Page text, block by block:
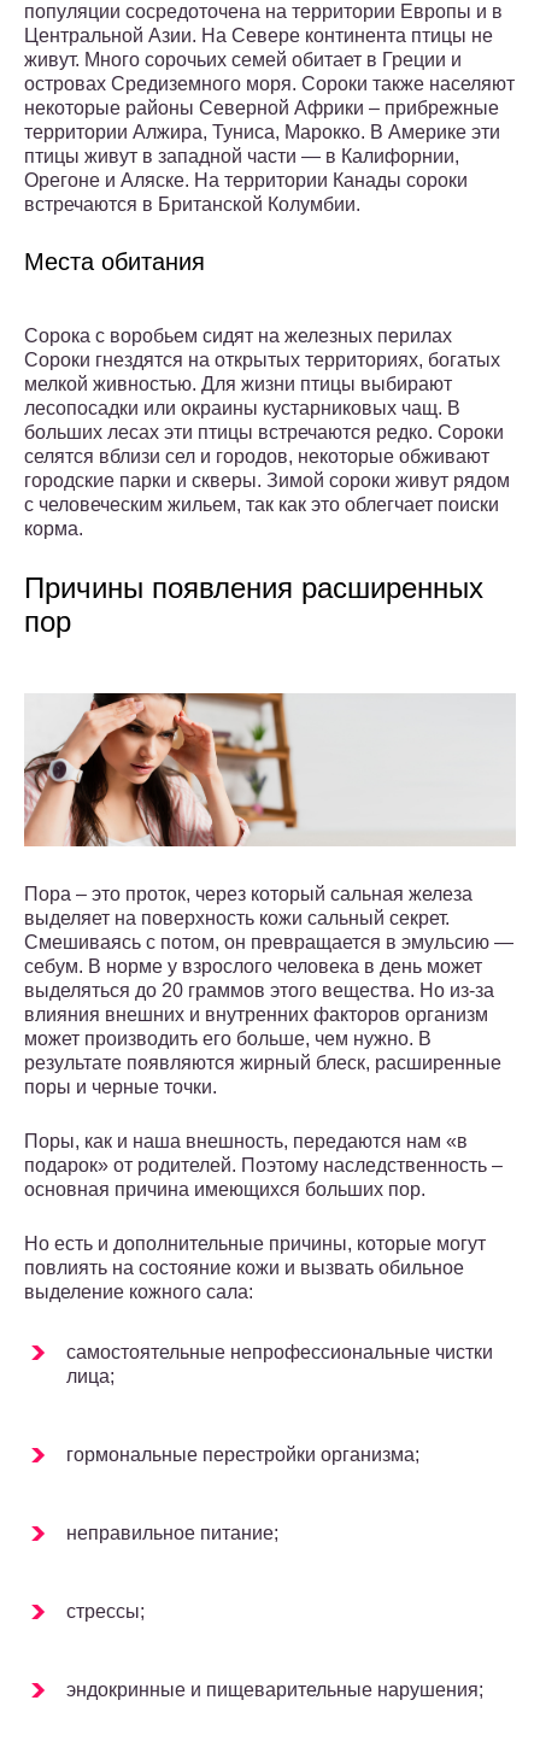
популяции сосредоточена на территории Европы и в
Центральной Азии. На Севере континента птицы не
живут. Много сорочьих семей обитает в Греции и
островах Средиземного моря. Сороки также населяют
некоторые районы Северной Африки – прибрежные
территории Алжира, Туниса, Марокко. В Америке эти
птицы живут в западной части — в Калифорнии,
Орегоне и Аляске. На территории Канады сороки
встречаются в Британской Колумбии.
Места обитания
Сорока с воробьем сидят на железных перилах
Сороки гнездятся на открытых территориях, богатых
мелкой живностью. Для жизни птицы выбирают
лесопосадки или окраины кустарниковых чащ. В
больших лесах эти птицы встречаются редко. Сороки
селятся вблизи сел и городов, некоторые обживают
городские парки и скверы. Зимой сороки живут рядом
с человеческим жильем, так как это облегчает поиски
корма.
Причины появления расширенных
пор
Пора – это проток, через который сальная железа
выделяет на поверхность кожи сальный секрет.
Смешиваясь с потом, он превращается в эмульсию —
себум. В норме у взрослого человека в день может
выделяться до 20 граммов этого вещества. Но из-за
влияния внешних и внутренних факторов организм
может производить его больше, чем нужно. В
результате появляются жирный блеск, расширенные
поры и черные точки.
Поры, как и наша внешность, передаются нам «в
подарок» от родителей. Поэтому наследственность –
основная причина имеющихся больших пор.
Но есть и дополнительные причины, которые могут
повлиять на состояние кожи и вызвать обильное
выделение кожного сала:
самостоятельные непрофессиональные чистки
лица;
гормональные перестройки организма;
неправильное питание;
стрессы;
эндокринные и пищеварительные нарушения;